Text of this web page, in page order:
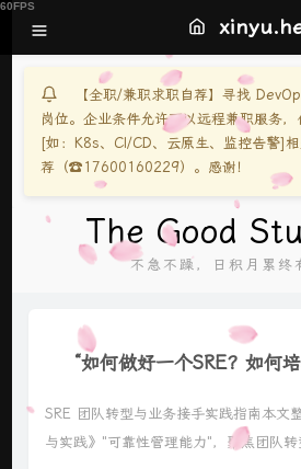
【全职/兼职求职自荐】寻找
岗位。企业条件允许可以远程兼职服务
[如：K8s、CI/CD、云原生、监控告警]
荐（☎️17600160229）。感谢！
The Good
不急不躁，日积月累终
“如何做好一个SRE？如何
SRE 团队转型与业务接手实践指南本文
与实践》"可靠性管理能力"，聚焦团队